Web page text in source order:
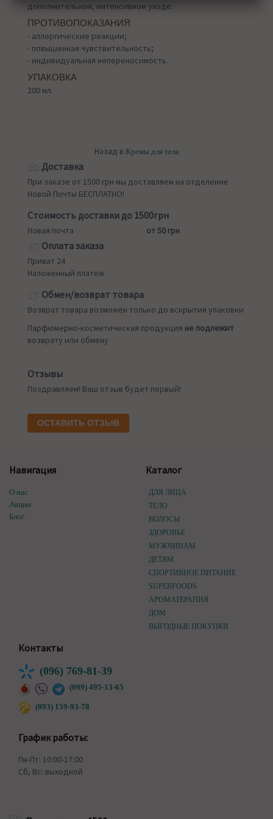
дополнительном, интенсивном уходе.
ПРОТИВОПОКАЗАНИЯ
- аллергические реакции;
- повышенная чувствительность;
- индивидуальная непереносимость.
УПАКОВКА
200 мл.
Назад в Кремы для тела
Доставка
При заказе от 1500 грн мы доставляем на отделение
Новой Почты БЕСПЛАТНО!
Стоимость доставки до 1500грн
Новая почта от 50 грн
Оплата заказа
Приват 24
Наложенный платеж
Обмен/возврат товара
Возврат товара возможен только до вскрытия упаковки
Парфюмерно-косметическая продукция не подлежит
возврату или обмену
Отзывы
Поздравляем! Ваш отзыв будет первый!
ОСТАВИТЬ ОТЗЫВ
Навигация
О нас
Акции
Блог
Каталог
ДЛЯ ЛИЦА
ТЕЛО
ВОЛОСЫ
ЗДОРОВЬЕ
МУЖЧИНАМ
ДЕТЯМ
СПОРТИВНОЕ ПИТАНИЕ
SUPERFOODS
АРОМАТЕРАПИЯ
ДОМ
ВЫГОДНЫЕ ПОКУПКИ
Контакты
(096) 769-81-39
(099) 495-13-65
(093) 159-93-78
График работы:
Пн-Пт: 10:00-17:00
Сб, Вс: выходной